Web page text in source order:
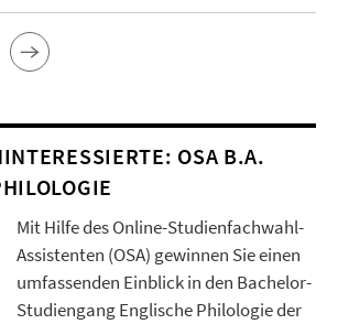
OSA B.A.
Mit Hilfe des Online-Studienfachwahl-
Assistenten (OSA) gewinnen Sie einen
umfassenden Einblick in den Bachelor-
Studiengang Englische Philologie der